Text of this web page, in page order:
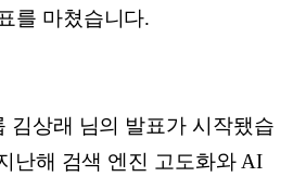
를 마쳤습니다.
김상래 님의 발표가 시작됐습
난해 검색 엔진 고도화와 AI